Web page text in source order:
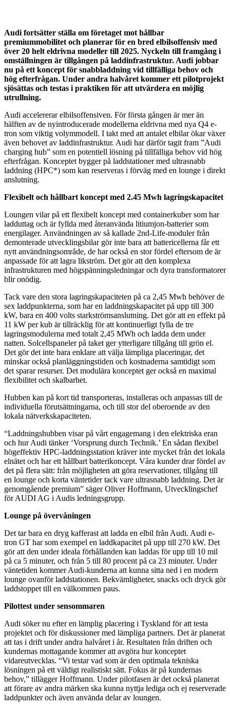
Audi fortsätter ställa om företaget mot hållbar
premiummobilitet och planerar för en bred elbilsoffensiv med
över 20 helt eldrivna modeller till 2025. Nyckeln till framgång i
omställningen är tillgången på laddinfrastruktur. Audi jobbar
nu på ett koncept för snabbladdning vid tillfälliga behov och
hög efterfrågan. Under andra halvåret kommer ett pilotprojekt
sjösättas och testas i praktiken för att utvärdera en möjlig
utrullning.
Audi accelererar elbilsoffensiven. För första gången är mer än
hälften av de nyintroducerade modellerna eldrivna med nya Q4 e-
tron som viktig volymmodell. I takt med att antalet elbilar ökar växer
även behovet av laddinfrastruktur. Audi har därför tagit fram ”Audi
charging hub” som en potentiell lösning på tillfälliga behov vid hög
efterfrågan. Konceptet bygger på laddstationer med ultrasnabb
laddning (HPC*) som kan reserveras i förväg med en lounge i direkt
anslutning.
Flexibelt och hållbart koncept med 2.45 Mwh lagringskapacitet
Loungen vilar på ett flexibelt koncept med containerkuber som har
ladduttag och är fyllda med återanvända litiumjon-batterier som
energilager. Användningen av så kallade 2nd-Life-moduler från
demonterade utvecklingsbilar gör inte bara att battericellerna får ett
nytt användningsområde, de har också en stor fördel eftersom de är
anpassade för att lagra likström. Det gör att den komplexa
infrastrukturen med högspänningsledningar och dyra transformatorer
blir onödig.
Tack vare den stora lagringskapaciteten på ca 2,45 Mwh behöver de
sex laddpunkterna, som har en laddningskapacitet på upp till 300
kW, bara en 400 volts starkströmsanslutning. Det gör att en effekt på
11 kW per kub är tillräcklig för att kontinuerligt fylla de tre
lagringsmodulerna med totalt 2,45 MWh och ladda dem under
natten. Solcellspaneler på taket ger ytterligare tillgång till grön el.
Det gör det inte bara enklare att välja lämpliga placeringar, det
minskar också planläggningstiden och kostnaderna samtidigt som
det sparar resurser. Det modulära konceptet ger också en maximal
flexibilitet och skalbarhet.
Hubben kan på kort tid transporteras, installeras och anpassas till de
individuella förutsättningarna, och till stor del oberoende av den
lokala nätverkskapaciteten.
“Laddningshubben visar på vårt engagemang i den elektriska eran
och hur Audi tänker ‘Vorsprung durch Technik.’ En sådan flexibel
högeffektiv HPC-laddningsstation kräver inte mycket från det lokala
elnätet och har ett hållbart batterikoncept. Våra kunder drar fördel av
det på flera sätt: från möjligheten att göra reservationer, tillgång till
en lounge och korta väntetider tack vare ultrasnabb laddning. Det är
genomgående premium” säger Oliver Hoffmann, Utvecklingschef
för AUDI AG i Audis ledningsgrupp.
Lounge på övervåningen
Det tar bara en dryg kafferast att ladda en elbil från Audi. Audi e-
tron GT har som exempel en laddkapacitet på upp till 270 kW. Det
gör att den under ideala förhållanden kan laddas för upp till 10 mil
på ca 5 minuter, och från 5 till 80 procent på ca 23 minuter. Under
väntetiden kommer Audi-kunderna att kunna sitta ned i en modern
lounge ovanför laddstationen. Bekvämligheter, snacks och dryck gör
laddstoppet till en välkommen paus.
Pilottest under sensommaren
Audi söker nu efter en lämplig placering i Tyskland för att testa
projektet och för diskussioner med lämpliga partners. Det är planerat
att tas i drift under andra halvåret i år. Resultaten från driften och
kundernas mottagande kommer att avgöra hur konceptet
vidareutvecklas. “Vi testar vad som är den optimala tekniska
lösningen på ett väldigt realistiskt sätt. Fokus är på kundernas
behov,” tillägger Hoffmann. Under pilotfasen är det också planerat
att förare av andra märken ska kunna nyttja lediga och ej reserverade
laddpunkter och även använda delar av loungen.